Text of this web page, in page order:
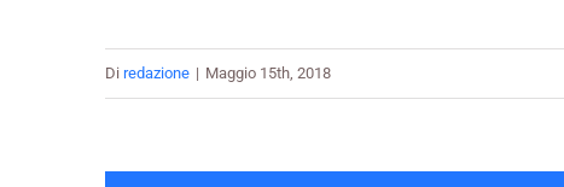
Di redazione | Maggio 15th, 2018